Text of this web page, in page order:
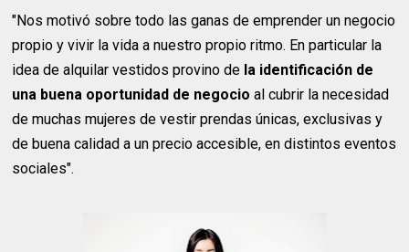
"Nos motivó sobre todo las ganas de emprender un negocio
propio y vivir la vida a nuestro propio ritmo. En particular la
idea de alquilar vestidos provino de la identificación de
una buena oportunidad de negocio al cubrir la necesidad
de muchas mujeres de vestir prendas únicas, exclusivas y
de buena calidad a un precio accesible, en distintos eventos
sociales".